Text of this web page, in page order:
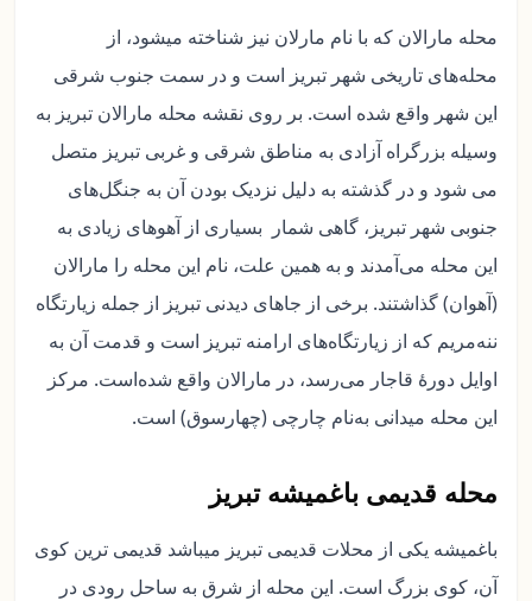
محله مارالان که با نام مارلان نیز شناخته میشود، از
محله‌های تاریخی شهر تبریز است و در سمت جنوب شرقی
این شهر واقع شده است. بر روی نقشه محله مارالان تبریز به
وسیله بزرگراه آزادی به مناطق شرقی و غربی تبریز متصل
می شود و در گذشته به دلیل نزدیک بودن آن به جنگل‌های
جنوبی شهر تبریز، گاهی شمار بسیاری از آهوهای زیادی به
این محله می‌آمدند و به همین علت، نام این محله را مارالان
(آهوان) گذاشتند. برخی از جاهای دیدنی تبریز از جمله زیارتگاه
ننه‌مریم که از زیارتگاه‌های ارامنه تبریز است و قدمت آن به
اوایل دورهٔ قاجار می‌رسد، در مارالان واقع شده‌است. مرکز
این محله میدانی به‌نام چارچی (چهارسوق) است.
محله قدیمی باغمیشه تبریز
باغمیشه یکی از محلات قدیمی تبریز میباشد قدیمی ترین کوی
آن، کوی بزرگ است. این محله از شرق به ساحل رودی در